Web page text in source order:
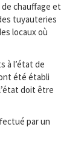
chauffage et
tuyauteries
locaux où
à l’état de
été établi
doit être
par un